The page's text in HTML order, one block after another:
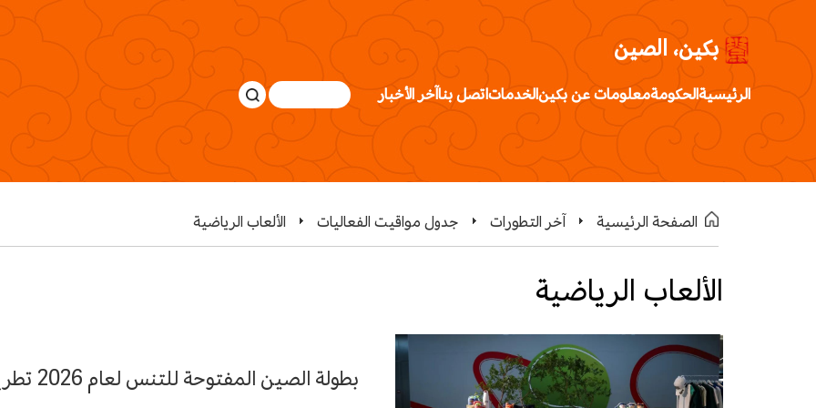
بكين، الصين
الرئيسيةالحكومةمعلومات عن بكينالخدماتاتصل بناآخر الأخبار
الصفحة الرئيسية آخر التطورات جدول مواقيت الفعاليات الألعاب الرياضية
الألعاب الرياضية
بطولة الصين المفتوحة للتنس لعام 2026 تطرح تذاكرها للبيع في 5 أغسطس